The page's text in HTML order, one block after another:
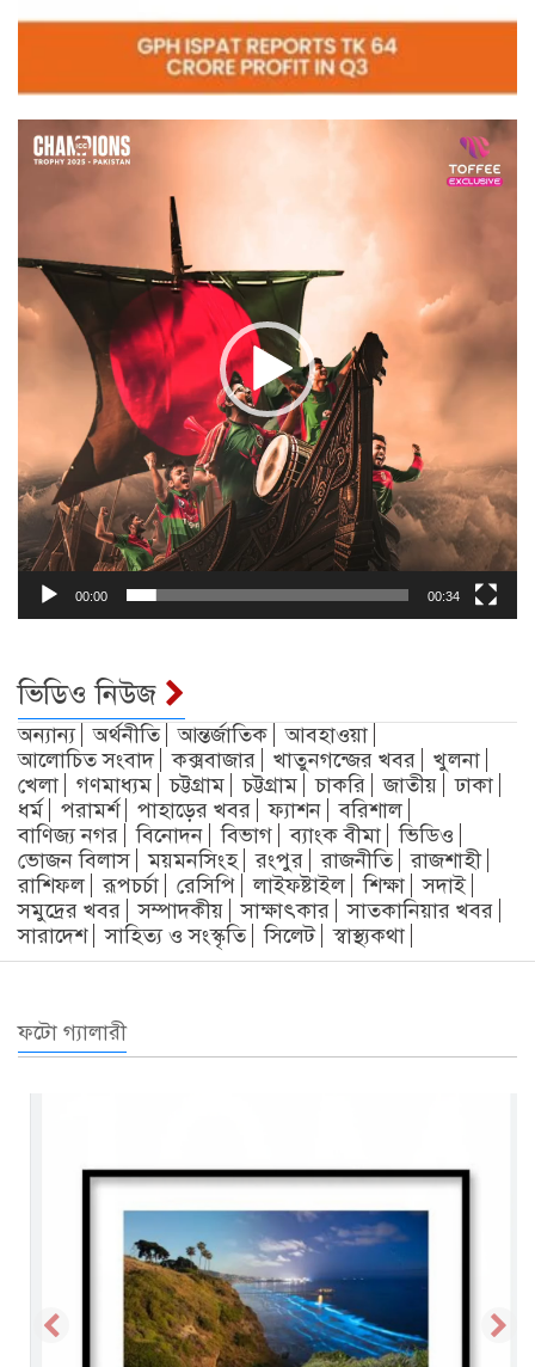
Video
Player
00:00 00:34
ভিডিও নিউজ
অন্যান্য অর্থনীতি আন্তর্জাতিক
আবহাওয়া
আলোচিত সংবাদ
কক্সবাজার খাতুনগন্জের খবর
খুলনা
খেলা
গণমাধ্যম চট্টগ্রাম চট্টগ্রাম চাকরি জাতীয়
ঢাকা
ধর্ম
পরামর্শ পাহাড়ের খবর ফ্যাশন
বরিশাল
বাণিজ্য নগর
বিনোদন বিভাগ ব্যাংক বীমা
ভিডিও
ভোজন বিলাস
ময়মনসিংহ রংপুর রাজনীতি
রাজশাহী
রাশিফল
রূপচর্চা রেসিপি লাইফষ্টাইল শিক্ষা
সদাই
সমুদ্রের খবর
সম্পাদকীয় সাক্ষাৎকার
সাতকানিয়ার খবর
সারাদেশ
সাহিত্য ও সংস্কৃতি সিলেট স্বাস্থ্যকথা
ফটো গ্যালারী